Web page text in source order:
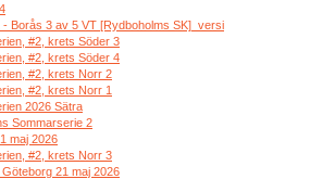
- Borås 3 av 5 VT [Rydboholms SK]_versi
#2, krets Söder 3
#2, krets Söder 4
#2, krets Norr 2
#2, krets Norr 1
2026 Sätra
Sommarserie 2
maj 2026
#2, krets Norr 3
21 maj 2026